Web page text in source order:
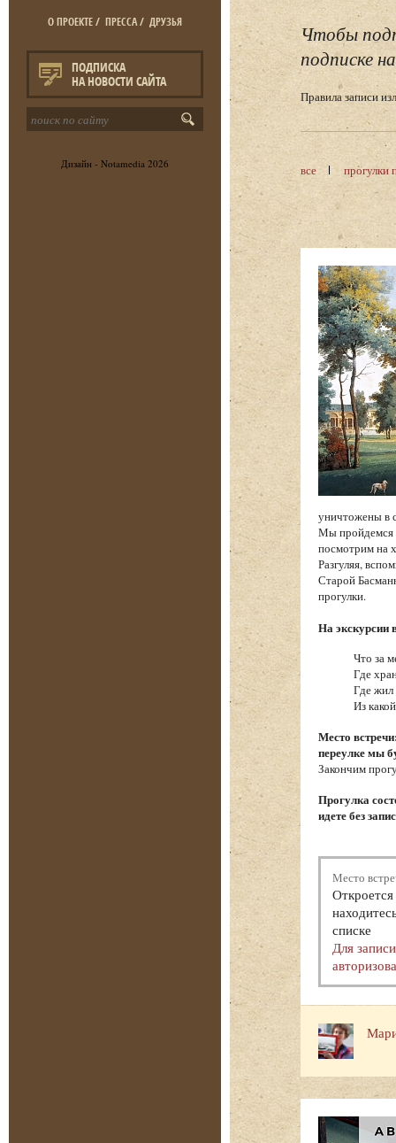
О ПРОЕКТЕ/ ПРЕССА/ ДРУЗЬЯ
ПОДПИСКА
НА НОВОСТИ САЙТА
Дизайн - Notamedia 2026
Чтобы
подписке
Правила записи
все прогулки
уничтожены в
Мы пройдемся
посмотрим на
Разгуляя,
Старой
прогулки.
На экскурсии
Что за
Где
Где жил
Из
Место
переулке мы
Закончим
Прогулка
идете без
Место
списке
Для